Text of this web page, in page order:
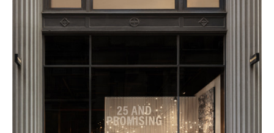
gegoten volgens een traditionele Japanse giettechniek die
eeuwenlang uitsluitend werd gebruikt voor kunstobjecten.
Door dit eeuwenoude ambacht toe te passen op
functioneel ontwerp en sculptuur. Voor ons is het bijzonder
om dit uitzonderlijke vakmanschap levend te houden door
het een nieuwe toepassing te geven binnen de wereld van
design. Het resultaat is een tijdloos statement dat gegoten
brons volledig tot zijn recht laat komen.